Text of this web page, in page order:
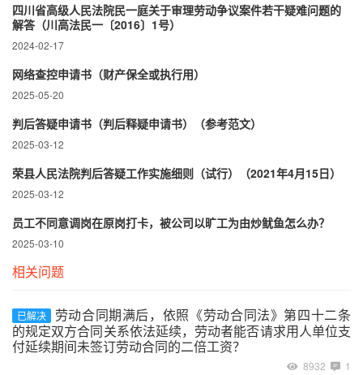
四川省高级人民法院民一庭关于审理劳动争议案件若干疑难问题的
解答（川高法民一〔2016〕1号）
2024-02-17
网络查控申请书（财产保全或执行用）
2025-05-20
判后答疑申请书（判后释疑申请书）（参考范文）
2025-03-12
荣县人民法院判后答疑工作实施细则（试行）（2021年4月15日）
2025-03-12
员工不同意调岗在原岗打卡，被公司以旷工为由炒鱿鱼怎么办？
2025-03-10
相关问题
已解决
劳动合同期满后，依照《劳动合同法》第四十二条
的规定双方合同关系依法延续，劳动者能否请求用人单位支
付延续期间未签订劳动合同的二倍工资？
8932 1